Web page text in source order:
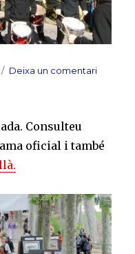
Deixa un comentaria
Consulteu
oficial i també